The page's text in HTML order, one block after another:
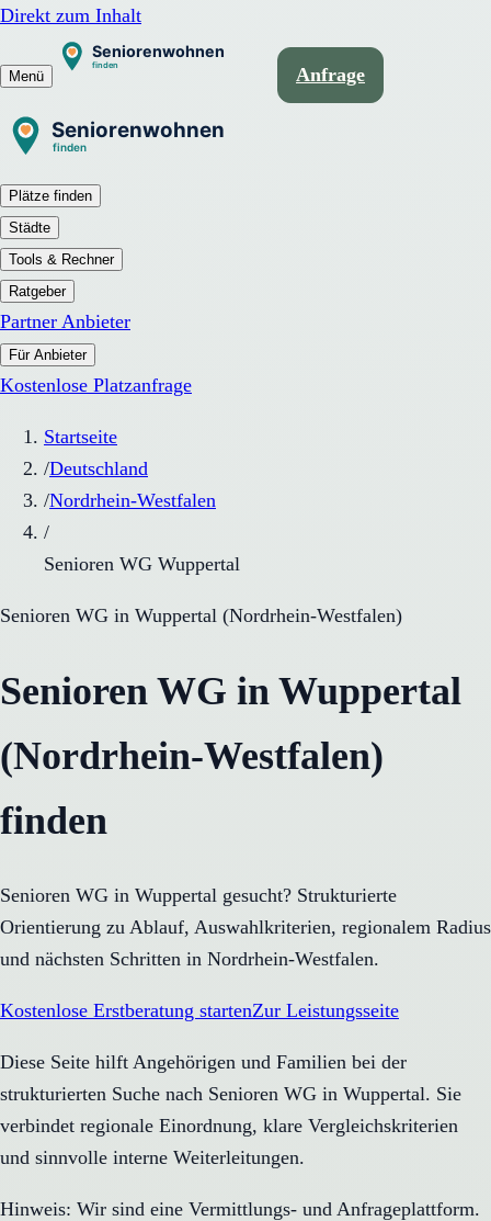
Direkt zum Inhalt
Menü Anfrage
Plätze finden
Städte
Tools & Rechner
Ratgeber
Partner Anbieter
Für Anbieter
Kostenlose Platzanfrage
Startseite
/Deutschland
/Nordrhein-Westfalen
/
Senioren WG Wuppertal
Senioren WG in Wuppertal (Nordrhein-Westfalen)
Senioren WG in Wuppertal
(Nordrhein-Westfalen)
finden
Senioren WG in Wuppertal gesucht? Strukturierte
Orientierung zu Ablauf, Auswahlkriterien, regionalem Radius
und nächsten Schritten in Nordrhein-Westfalen.
Kostenlose Erstberatung startenZur Leistungsseite
Diese Seite hilft Angehörigen und Familien bei der
strukturierten Suche nach Senioren WG in Wuppertal. Sie
verbindet regionale Einordnung, klare Vergleichskriterien
und sinnvolle interne Weiterleitungen.
Hinweis: Wir sind eine Vermittlungs- und Anfrageplattform.